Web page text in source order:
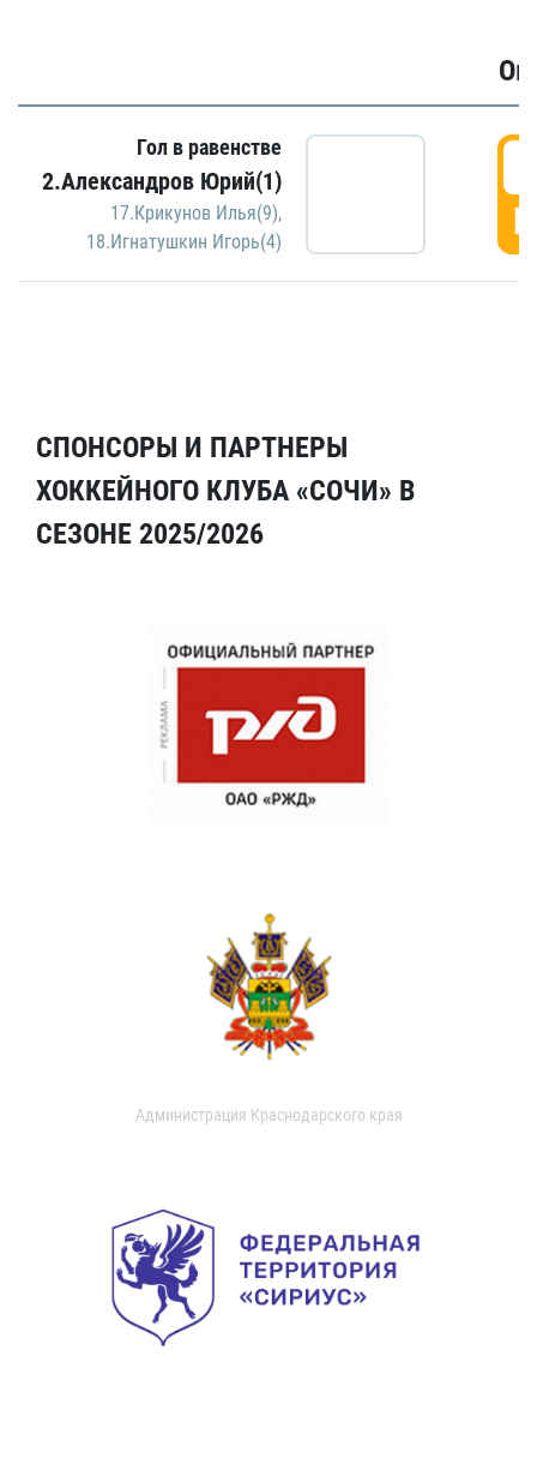
Гол в равенстве
2.Александров Юрий(1)
17.Крикунов Илья(9),
18.Игнатушкин Игорь(4)
СПОНСОРЫ И ПАРТНЕРЫ
ХОККЕЙНОГО КЛУБА «СОЧИ» В
СЕЗОНЕ 2025/2026
Администрация Краснодарского края